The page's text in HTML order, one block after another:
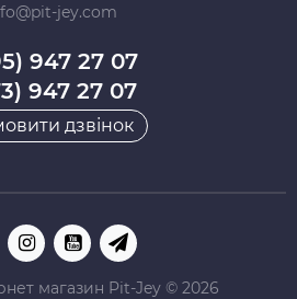
jey.com
947 27 07
947 27 07
дзвінок
магазин Pit-Jey © 2026